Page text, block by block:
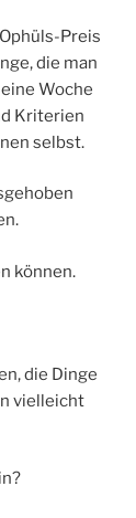
Preis
die man
Woche
Kriterien
selbst.
können.
die Dinge
vielleicht